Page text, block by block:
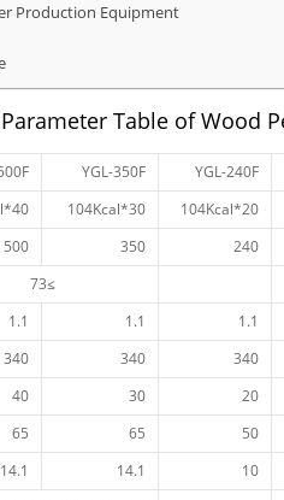
Production Equipment
Parameter Table of Wood
YGL-240F
YGL-350F
20*104Kcal
30*104Kcal
40*104Kcal
240
350
500
≥73 ≥76
1.1
1.1
1.1
340
340
340
20
30
40
50
65
65
10
14.1
14.1